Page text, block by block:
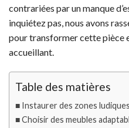
contrariées par un manque
inquiétez pas, nous avons
pour transformer cette pièce
accueillant.
Table des matières
Instaurer des zones
Choisir des meubles